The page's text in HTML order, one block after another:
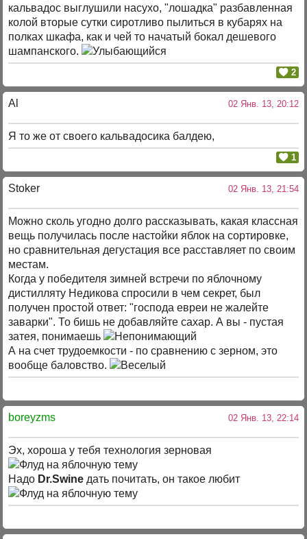
кальвадос выглушили насухо, "лошадка" разбавленная
колой вторые сутки сиротливо пылиться в кубарях на
полках шкафа, как и чей то начатый бокал дешевого
шампанского.
2
Al 02 Янв. 13, 20:12
Я то же от своего кальвадосика балдею,
1
Stoker 02 Янв. 13, 21:54
Можно сколь угодно долго рассказывать, какая классная
вещь получилась после настойки яблок на сортировке,
но сравнительная дегустация все расставляет по своим
местам.
Когда у победителя зимней встречи по яблочному
дистилляту Недикова спросили в чем секрет, был
получен простой ответ: "господа евреи не жалейте
заварки". То бишь не добавляйте сахар. А вы - пустая
затея, понимаешь
А на счет трудоемкости - по сравнению с зерном, это
вообще баловство.
boreyzms 02 Янв. 13, 22:14
Эх, хороша у тебя технология зерновая
Надо Dr.Swine дать почитать, он такое любит